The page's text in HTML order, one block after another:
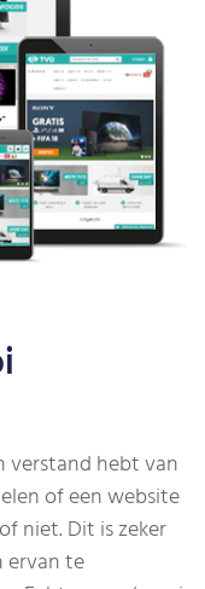
verstand hebt van
of een website
niet. Dit is zeker
ervan te